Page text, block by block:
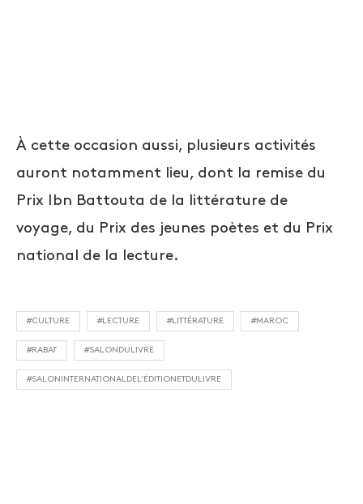
À cette occasion aussi, plusieurs activités
auront notamment lieu, dont la remise du
Prix Ibn Battouta de la littérature de
voyage, du Prix des jeunes poètes et du Prix
national de la lecture.
#CULTURE #LECTURE #LITTÉRATURE #MAROC
#RABAT #SALONDULIVRE
#SALONINTERNATIONALDEL’ÉDITIONETDULIVRE